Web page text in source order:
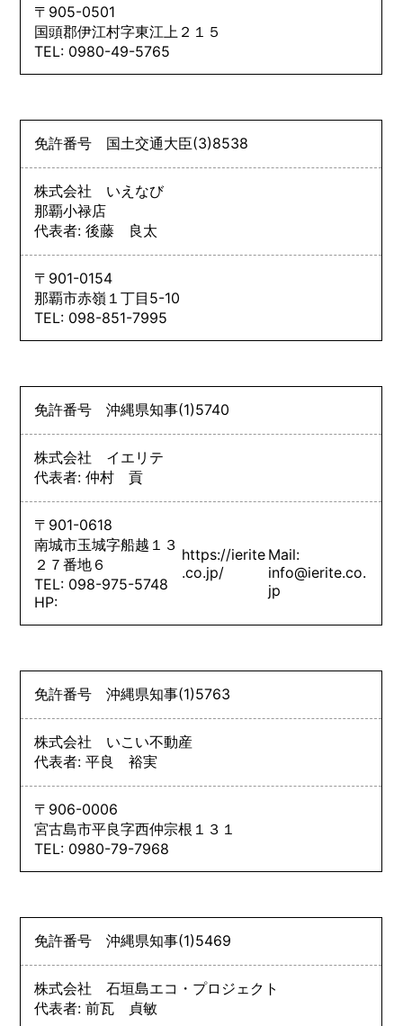
〒905-0501
国頭郡伊江村字東江上２１５
TEL: 0980-49-5765
免許番号 国土交通大臣(3)8538
株式会社 いえなび
那覇小禄店
代表者: 後藤 良太
〒901-0154
那覇市赤嶺１丁目5-10
TEL: 098-851-7995
免許番号沖縄県知事(1)5740
株式会社 イエリテ
代表者: 仲村 貢
〒901-0618
南城市玉城字船越１３
２７番地６
TEL: 098-975-5748
HP:
https://ierite
.co.jp/
Mail:
info@ierite.co.
jp
免許番号沖縄県知事(1)5763
株式会社 いこい不動産
代表者: 平良 裕実
〒906-0006
宮古島市平良字西仲宗根１３１
TEL: 0980-79-7968
免許番号沖縄県知事(1)5469
株式会社 石垣島エコ・プロジェクト
代表者: 前瓦 貞敏